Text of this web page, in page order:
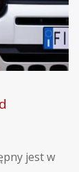
jest w